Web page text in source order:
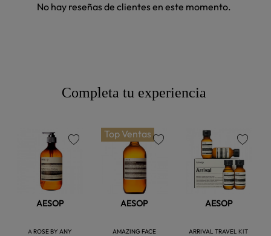
No hay reseñas de clientes en este momento.
Completa tu experiencia
AESOP
A ROSE BY ANY
Top Ventas
AESOP
AMAZING FACE
AESOP
ARRIVAL TRAVEL KIT
favorite